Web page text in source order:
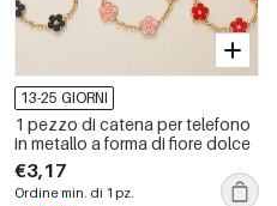
13-25 GIORNI
1 pezzo di catena per telefono
in metallo a forma di fiore dolce
€3,17
Ordine min. di 1 pz.